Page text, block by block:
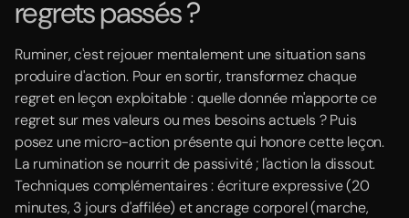
regrets passés ?
Ruminer, c'est rejouer mentalement une situation sans
produire d'action. Pour en sortir, transformez chaque
regret en leçon exploitable : quelle donnée m'apporte ce
regret sur mes valeurs ou mes besoins actuels ? Puis
posez une micro-action présente qui honore cette leçon.
La rumination se nourrit de passivité ; l'action la dissout.
Techniques complémentaires : écriture expressive (20
minutes, 3 jours d'affilée) et ancrage corporel (marche,